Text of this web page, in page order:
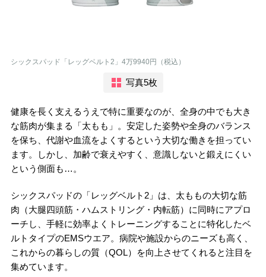
シックスパッド「レッグベルト2」4万9940円（税込）
写真5枚
健康を長く支えるうえで特に重要なのが、全身の中でも大き
な筋肉が集まる「太もも」。安定した姿勢や全身のバランス
を保ち、代謝や血流をよくするという大切な働きを担ってい
ます。しかし、加齢で衰えやすく、意識しないと鍛えにくい
という側面も…。
シックスパッドの「レッグベルト2」は、太ももの大切な筋
肉（大腿四頭筋・ハムストリング・内転筋）に同時にアプロ
ーチし、手軽に効率よくトレーニングすることに特化したベ
ルトタイプのEMSウエア。病院や施設からのニーズも高く、
これからの暮らしの質（QOL）を向上させてくれると注目を
集めています。